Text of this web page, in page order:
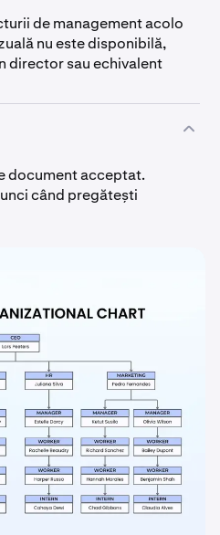
de management acolo
nu este disponibilă,
director sau echivalent
document acceptat.
când pregătești